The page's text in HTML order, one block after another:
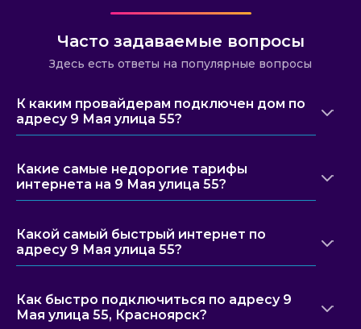
Часто задаваемые вопросы
Здесь есть ответы на популярные вопросы
К каким провайдерам подключен дом по
адресу 9 Мая улица 55?
Какие самые недорогие тарифы
интернета на 9 Мая улица 55?
Какой самый быстрый интернет по
адресу 9 Мая улица 55?
Как быстро подключиться по адресу 9
Мая улица 55, Красноярск?